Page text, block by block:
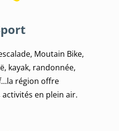
Moutain Bike,
kayak, randonnée,
région offre
en plein air.